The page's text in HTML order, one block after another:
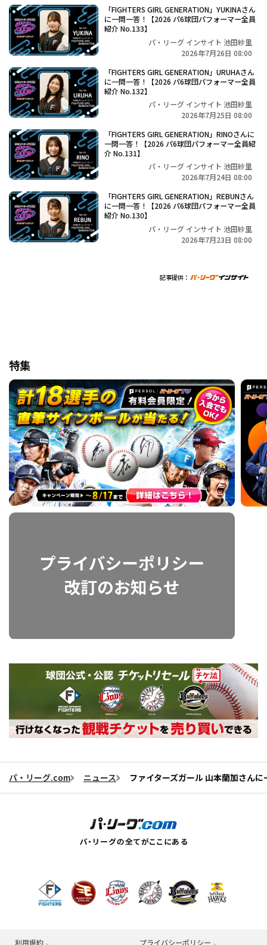
「FIGHTERS GIRL GENERATION」YUKINAさん
に一問一答！【2026 パ6球団パフォーマー全員
紹介 No.133】
パ・リーグ インサイト 池田紗里
2026年7月26日 08:00
「FIGHTERS GIRL GENERATION」URUHAさん
に一問一答！【2026 パ6球団パフォーマー全員
紹介 No.132】
パ・リーグ インサイト 池田紗里
2026年7月25日 08:00
「FIGHTERS GIRL GENERATION」RINOさんに
一問一答！【2026 パ6球団パフォーマー全員紹
介 No.131】
パ・リーグ インサイト 池田紗里
2026年7月24日 08:00
「FIGHTERS GIRL GENERATION」REBUNさん
に一問一答！【2026 パ6球団パフォーマー全員
紹介 No.130】
パ・リーグ インサイト 池田紗里
2026年7月23日 08:00
記事提供：
特集
パ・リーグ.com ニュース ファイターズガール 山本蘭加さん
利用規約 プライバシーポリシー